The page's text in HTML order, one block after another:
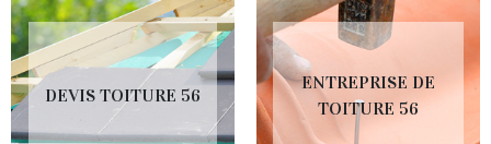
DEVIS TOITURE 56
ENTREPRISE DE
TOITURE 56